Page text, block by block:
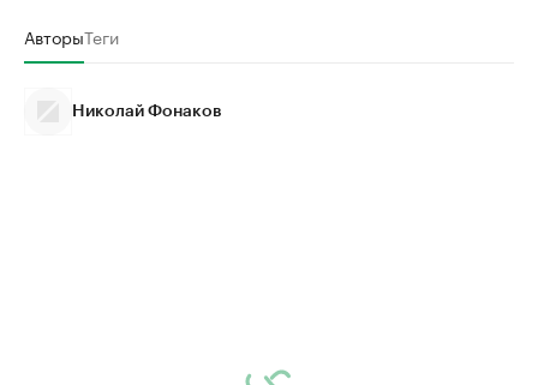
АвторыТеги
Николай Фонаков